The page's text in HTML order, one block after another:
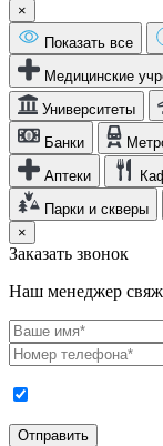
×
Показать все
Медицинские
Университеты
Банки
Аптеки
Парки и скверы
×
Заказать звонок
Наш менеджер